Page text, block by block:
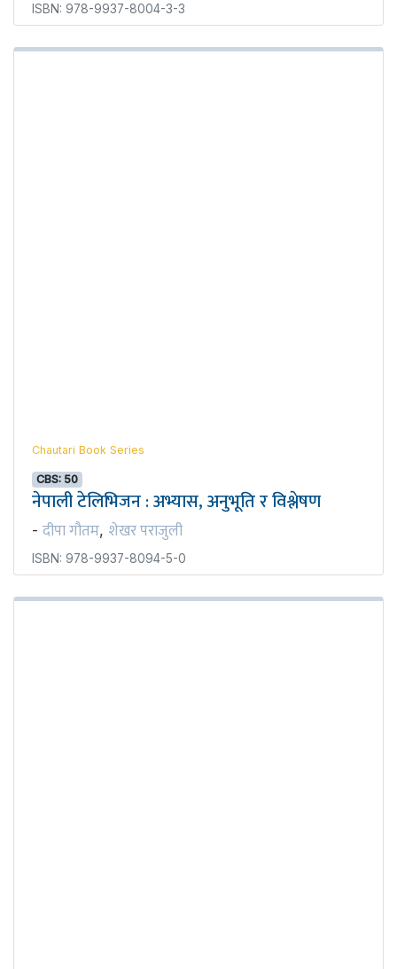
ISBN: 978-9937-8004-3-3
Chautari Book Series
CBS: 50
नेपाली टेलिभिजन : अभ्यास, अनुभूति र विश्लेषण
- दीपा गौतम, शेखर पराजुली
ISBN: 978-9937-8094-5-0